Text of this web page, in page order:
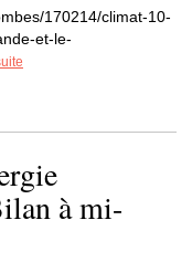
170214/climat-10-
et-le-
à mi-